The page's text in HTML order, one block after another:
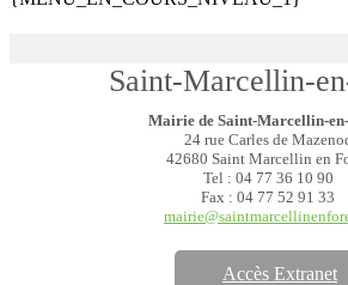
Saint-Marcellin-
Mairie de Saint-Marcellin-
24 rue Carles de
42680 Saint Marcellin en
Tel : 04 77 36 10 90
Fax : 04 77 52 91 33
Accès Extranet